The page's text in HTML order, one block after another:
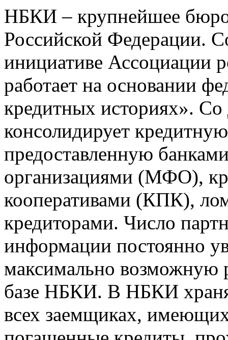
НБКИ – крупнейшее
Российской Федерации.
инициативе Ассоциации
работает на основании
кредитных историях».
консолидирует
предоставленную
организациями (МФО),
кооперативами (КПК),
кредиторами. Число
информации постоянно
максимально возможную
базе НБКИ. В НБКИ
всех заемщиках,